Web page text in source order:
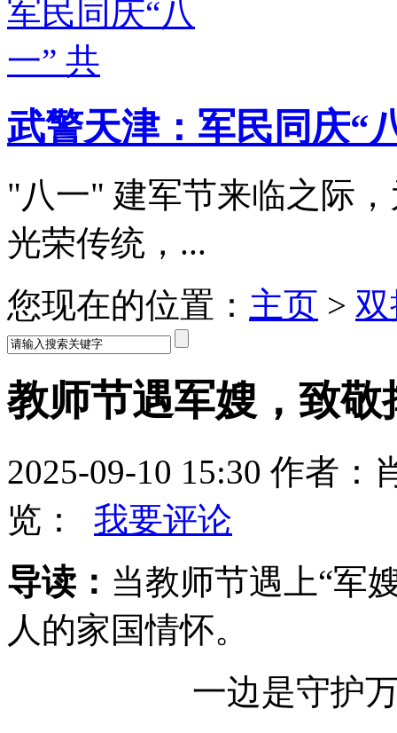
武警天津：军民同庆“
"八一" 建军节来临之际
光荣传统，...
您现在的位置： 主页 >
教师节遇军嫂，致
2025-09-10 15:30 作者
览：
我要评论
导读： 当教师节遇上“军
人的家国情怀。
一边是守护